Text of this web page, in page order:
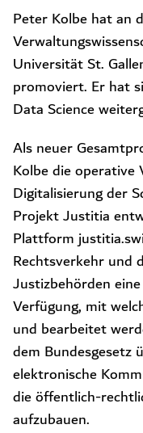
Peter Kolbe hat an
Universität St.
promoviert. Er hat
Data Science
Als neuer
Kolbe die
Digitalisierung der
Projekt Justitia
Plattform
Rechtsverkehr und
Justizbehörden
Verfügung, mit
und bearbeitet
dem
elektronische
die öffentlich-
aufzubauen.